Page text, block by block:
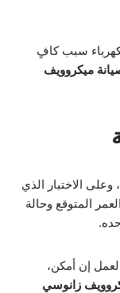
سبب كافٍ
ميكروويف
وعلى الاختبار الذي
المتوقع وحالة
إن أمكن،
زانوسي